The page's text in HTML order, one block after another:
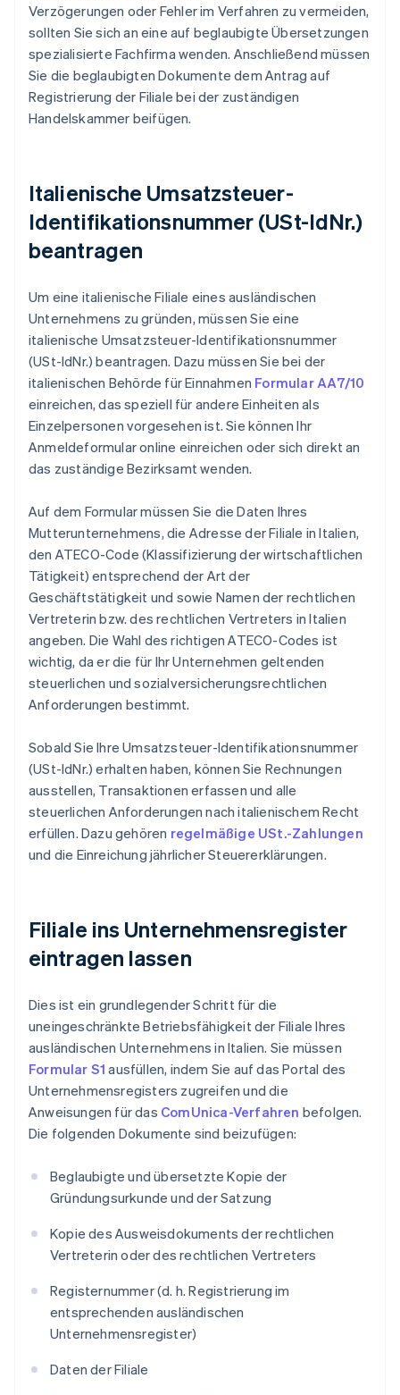
Verzögerungen oder Fehler im Verfahren zu vermeiden,
sollten Sie sich an eine auf beglaubigte Übersetzungen
spezialisierte Fachfirma wenden. Anschließend müssen
Sie die beglaubigten Dokumente dem Antrag auf
Registrierung der Filiale bei der zuständigen
Handelskammer beifügen.
Italienische Umsatzsteuer-
Identifikationsnummer (USt-IdNr.)
beantragen
Um eine italienische Filiale eines ausländischen
Unternehmens zu gründen, müssen Sie eine
italienische Umsatzsteuer-Identifikationsnummer
(USt-IdNr.) beantragen. Dazu müssen Sie bei der
italienischen Behörde für Einnahmen Formular AA7/10
einreichen, das speziell für andere Einheiten als
Einzelpersonen vorgesehen ist. Sie können Ihr
Anmeldeformular online einreichen oder sich direkt an
das zuständige Bezirksamt wenden.
Auf dem Formular müssen Sie die Daten Ihres
Mutterunternehmens, die Adresse der Filiale in Italien,
den ATECO-Code (Klassifizierung der wirtschaftlichen
Tätigkeit) entsprechend der Art der
Geschäftstätigkeit und sowie Namen der rechtlichen
Vertreterin bzw. des rechtlichen Vertreters in Italien
angeben. Die Wahl des richtigen ATECO-Codes ist
wichtig, da er die für Ihr Unternehmen geltenden
steuerlichen und sozialversicherungsrechtlichen
Anforderungen bestimmt.
Sobald Sie Ihre Umsatzsteuer-Identifikationsnummer
(USt-IdNr.) erhalten haben, können Sie Rechnungen
ausstellen, Transaktionen erfassen und alle
steuerlichen Anforderungen nach italienischem Recht
erfüllen. Dazu gehören regelmäßige USt.-Zahlungen
und die Einreichung jährlicher Steuererklärungen.
Filiale ins Unternehmensregister
eintragen lassen
Dies ist ein grundlegender Schritt für die
uneingeschränkte Betriebsfähigkeit der Filiale Ihres
ausländischen Unternehmens in Italien. Sie müssen
Formular S1 ausfüllen, indem Sie auf das Portal des
Unternehmensregisters zugreifen und die
Anweisungen für das ComUnica-Verfahren befolgen.
Die folgenden Dokumente sind beizufügen:
Beglaubigte und übersetzte Kopie der
Gründungsurkunde und der Satzung
Kopie des Ausweisdokuments der rechtlichen
Vertreterin oder des rechtlichen Vertreters
Registernummer (d. h. Registrierung im
entsprechenden ausländischen
Unternehmensregister)
Daten der Filiale